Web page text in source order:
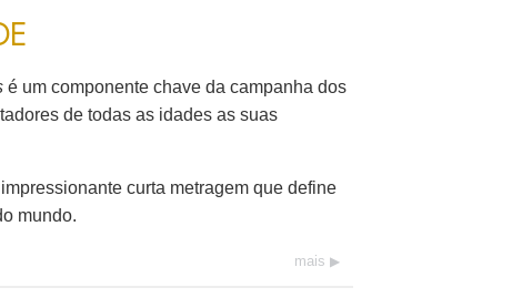
é um componente chave da campanha dos
de todas as idades as suas
curta metragem que define
mundo.
mais